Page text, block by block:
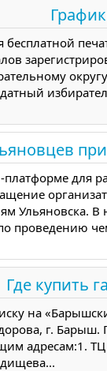
бесплатной
для
Ульяновска.
проведению
Где купить
на
г.
адресам:1.